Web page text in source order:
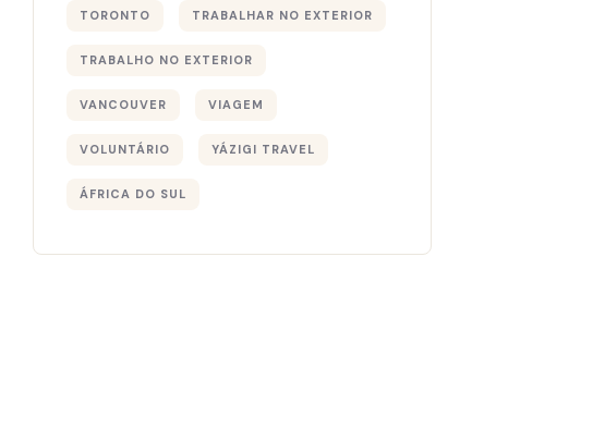
TORONTO TRABALHAR NO EXTERIOR
TRABALHO NO EXTERIOR
VANCOUVER VIAGEM
VOLUNTÁRIO YÁZIGI TRAVEL
ÁFRICA DO SUL